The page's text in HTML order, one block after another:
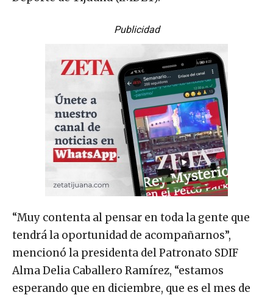
Publicidad
“Muy contenta al pensar en toda la gente que
tendrá la oportunidad de acompañarnos”,
mencionó la presidenta del Patronato SDIF
Alma Delia Caballero Ramírez, “estamos
esperando que en diciembre, que es el mes de